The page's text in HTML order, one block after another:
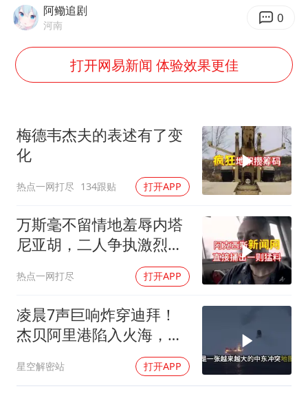
牛津大学一纸声明甩不了锅
包文婧：二胎很难一碗水端平
香港宏福苑火灾或由烟头引起
浙江台州《告全体市民书》
浙江一9岁男孩被海浪卷走仍在搜救中
郑丽文：台湾从来没有“独立”过
人民的健康、体质、幸福一脉相承
阿鳓追剧
河南 0
打开网易新闻 体验效果更佳
梅德韦杰夫的表述有了变
化
热点一网打尽 134跟贴 打开APP
万斯毫不留情地羞辱内塔
尼亚胡，二人争执激烈，
热点一网打尽 打开APP
凌晨7声巨响炸穿迪拜！
杰贝阿里港陷入火海，美
军弹药库告急让中东盟友
彻底心寒
星空解密站 打开APP